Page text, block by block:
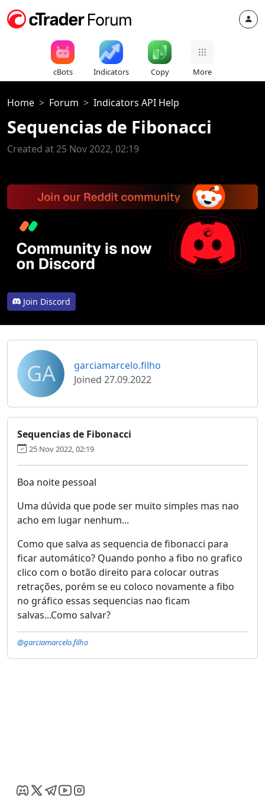
cBots Indicators Copy More
Home Forum Indicators API Help
Sequencias de Fibonacci
Created at 25 Nov 2022, 02:19
Join Discord
GA
garciamarcelo.filho
Joined 27.09.2022
Sequencias de Fibonacci
25 Nov 2022, 02:19
Boa noite pessoal
Uma dúvida que pode ser muito simples mas nao
acho em lugar nenhum...
Como que salva as sequencia de fibonacci para
ficar automático? Quando ponho a fibo no grafico
clico com o botão direito para colocar outras
retrações, porém se eu coloco novamente a fibo
no gráfico essas sequencias nao ficam
salvas...Como salvar?
@garciamarcelo.filho